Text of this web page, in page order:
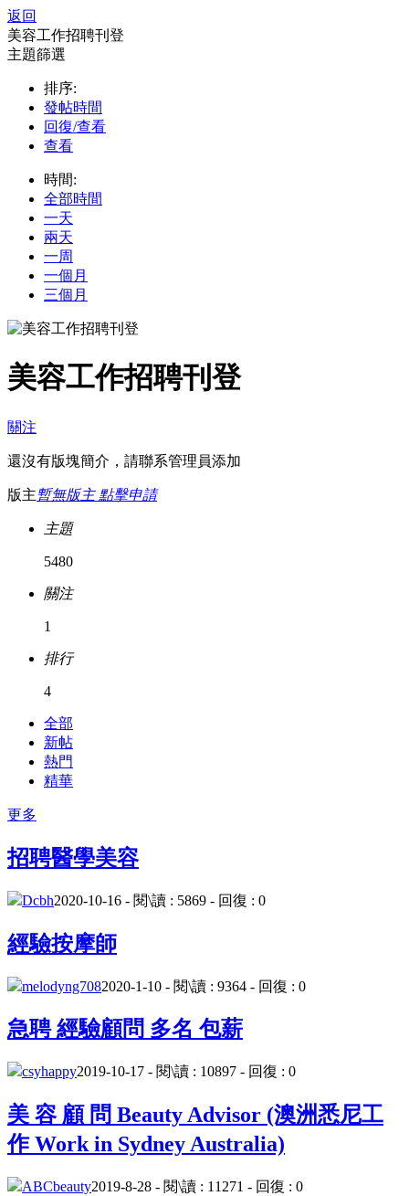
返回
美容工作招聘刊登
主題篩選
排序:
發帖時間
回復/查看
查看
時間:
全部時間
一天
兩天
一周
一個月
三個月
美容工作招聘刊登
關注
還沒有版塊簡介，請聯系管理員添加
版主暫無版主 點擊申請
主題
5480
關注
1
排行
4
全部
新帖
熱門
精華
更多
招聘醫學美容
Dcbh2020-10-16 - 閱\讀 : 5869 - 回復 : 0
經驗按摩師
melodyng7082020-1-10 - 閱\讀 : 9364 - 回復 : 0
急聘 經驗顧問 多名 包薪
csyhappy2019-10-17 - 閱\讀 : 10897 - 回復 : 0
美 容 顧 問 Beauty Advisor (澳洲悉尼工
作 Work in Sydney Australia)
ABCbeauty2019-8-28 - 閱\讀 : 11271 - 回復 : 0